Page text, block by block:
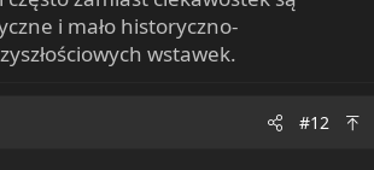
i mało historyczno-
wstawek.
#12